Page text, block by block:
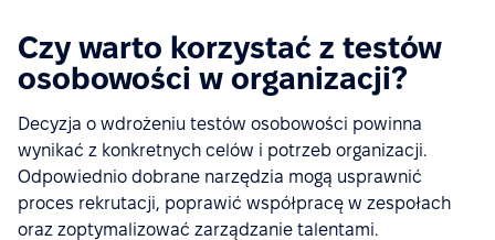
Czy warto korzystać z testów
osobowości w organizacji?
Decyzja o wdrożeniu testów osobowości powinna
wynikać z konkretnych celów i potrzeb organizacji.
Odpowiednio dobrane narzędzia mogą usprawnić
proces rekrutacji, poprawić współpracę w zespołach
oraz zoptymalizować zarządzanie talentami.